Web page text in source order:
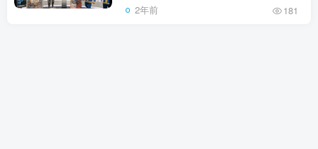
2年前 181